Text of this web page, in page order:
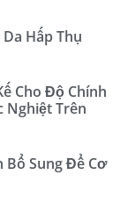
Hấp Thụ
Cho Độ Chính
Nghiệt Trên
Bổ Sung Để Cơ